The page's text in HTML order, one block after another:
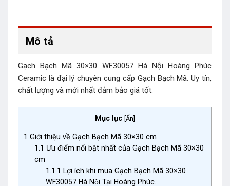
Mô tả
Gạch Bạch Mã 30×30 WF30057 Hà Nội Hoàng Phúc
Ceramic là đại lý chuyên cung cấp Gạch Bạch Mã. Uy tín,
chất lượng và mới nhất đảm bảo giá tốt.
Mục lục [Ẩn]
1 Giới thiệu về Gạch Bạch Mã 30×30 cm
1.1 Ưu điểm nổi bật nhất của Gạch Bạch Mã 30×30
cm
1.1.1 Lợi ích khi mua Gạch Bạch Mã 30×30
WF30057 Hà Nội Tại Hoàng Phúc.